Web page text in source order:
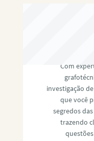
Com
investigação
que você
segredos
trazendo